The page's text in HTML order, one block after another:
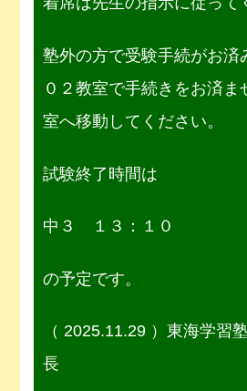
塾外の方で受験手続がお済
０２教室で手続きをお済ま
室へ移動してください。
試験終了時間は
中３ １３：１０
の予定です。
（ 2025.11.29 ）東海学習
長